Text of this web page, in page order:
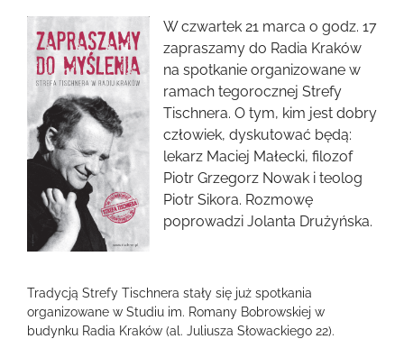
większy
obrazek
W czwartek 21 marca o godz. 17
zapraszamy do Radia Kraków
na spotkanie organizowane w
ramach tegorocznej Strefy
Tischnera. O tym, kim jest dobry
człowiek, dyskutować będą:
lekarz Maciej Małecki, filozof
Piotr Grzegorz Nowak i teolog
Piotr Sikora. Rozmowę
poprowadzi Jolanta Drużyńska.
Tradycją Strefy Tischnera stały się już spotkania
organizowane w Studiu im. Romany Bobrowskiej w
budynku Radia Kraków (al. Juliusza Słowackiego 22).